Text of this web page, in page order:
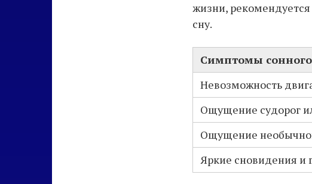
жизни, рекомендуется
сну.
Симптомы
Невозможность
Ощущение судорог
Ощущение
Яркие сновидения и